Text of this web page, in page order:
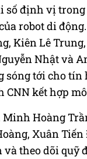
số định vị
robot di
Kiên Lê
Nhật và
sóng tới cho tín
CNN kết hợp
Minh Hoàng
Xuân
theo dõi quỹ